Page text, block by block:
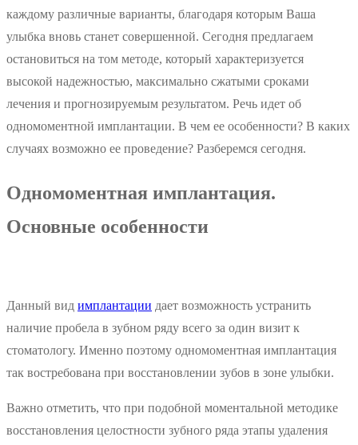
каждому различные варианты, благодаря которым Ваша
улыбка вновь станет совершенной. Сегодня предлагаем
остановиться на том методе, который характеризуется
высокой надежностью, максимально сжатыми сроками
лечения и прогнозируемым результатом. Речь идет об
одномоментной имплантации. В чем ее особенности? В каких
случаях возможно ее проведение? Разберемся сегодня.
Одномоментная имплантация.
Основные особенности
Данный вид имплантации дает возможность устранить
наличие пробела в зубном ряду всего за один визит к
стоматологу. Именно поэтому одномоментная имплантация
так востребована при восстановлении зубов в зоне улыбки.
Важно отметить, что при подобной моментальной методике
восстановления целостности зубного ряда этапы удаления